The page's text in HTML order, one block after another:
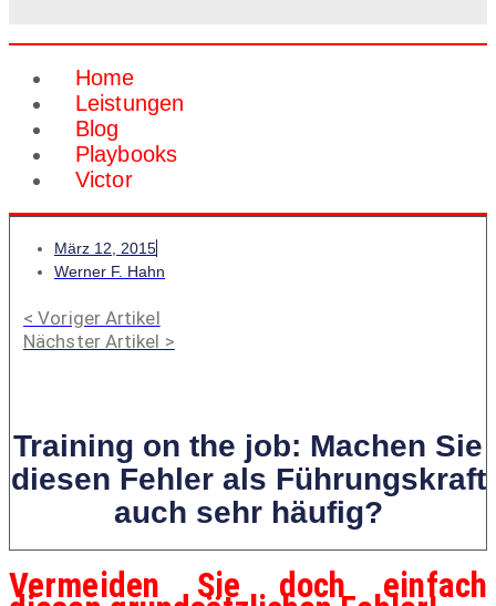
Home
Leistungen
Blog
Playbooks
Victor
März 12, 2015
Werner F. Hahn
< Voriger Artikel
Nächster Artikel >
Training on the job: Machen Sie
diesen Fehler als Führungskraft
auch sehr häufig?
Vermeiden Sie doch einfach